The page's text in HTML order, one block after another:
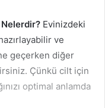
Evinizdeki
ve
geçerken diğer
Çünkü cilt için
optimal anlamda